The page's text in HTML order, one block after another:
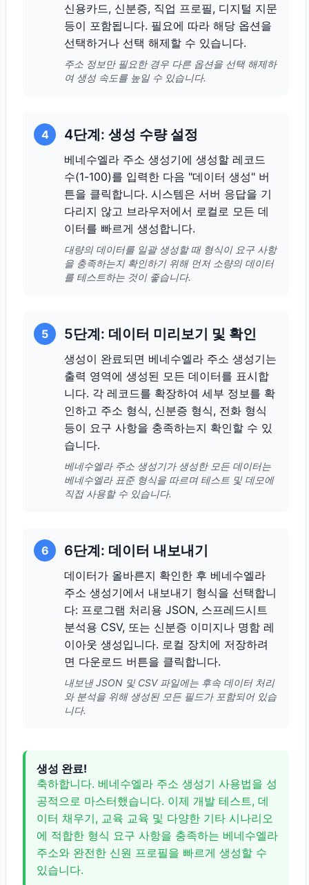
신용카드, 신분증, 직업 프로필, 디지털 지문
등이 포함됩니다. 필요에 따라 해당 옵션을
선택하거나 선택 해제할 수 있습니다.
주소 정보만 필요한 경우 다른 옵션을 선택 해제하
여 생성 속도를 높일 수 있습니다.
4 4단계: 생성 수량 설정
베네수엘라 주소 생성기에 생성할 레코드
수(1-100)를 입력한 다음 "데이터 생성" 버
튼을 클릭합니다. 시스템은 서버 응답을 기
다리지 않고 브라우저에서 로컬로 모든 데
이터를 빠르게 생성합니다.
대량의 데이터를 일괄 생성할 때 형식이 요구 사항
을 충족하는지 확인하기 위해 먼저 소량의 데이터
를 테스트하는 것이 좋습니다.
5 5단계: 데이터 미리보기 및 확인
생성이 완료되면 베네수엘라 주소 생성기는
출력 영역에 생성된 모든 데이터를 표시합
니다. 각 레코드를 확장하여 세부 정보를 확
인하고 주소 형식, 신분증 형식, 전화 형식
등이 요구 사항을 충족하는지 확인할 수 있
습니다.
베네수엘라 주소 생성기가 생성한 모든 데이터는
베네수엘라 표준 형식을 따르며 테스트 및 데모에
직접 사용할 수 있습니다.
6 6단계: 데이터 내보내기
데이터가 올바른지 확인한 후 베네수엘라
주소 생성기에서 내보내기 형식을 선택합니
다: 프로그램 처리용 JSON, 스프레드시트
분석용 CSV, 또는 신분증 이미지나 명함 레
이아웃 생성입니다. 로컬 장치에 저장하려
면 다운로드 버튼을 클릭합니다.
내보낸 JSON 및 CSV 파일에는 후속 데이터 처리
와 분석을 위해 생성된 모든 필드가 포함되어 있습
니다.
생성 완료!
축하합니다. 베네수엘라 주소 생성기 사용법을 성
공적으로 마스터했습니다. 이제 개발 테스트, 데
이터 채우기, 교육 교육 및 다양한 기타 시나리오
에 적합한 형식 요구 사항을 충족하는 베네수엘라
주소와 완전한 신원 프로필을 빠르게 생성할 수
있습니다.